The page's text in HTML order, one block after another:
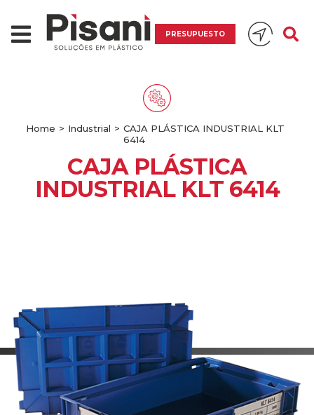
PRESUPUESTO
Home > Industrial > CAJA PLÁSTICA INDUSTRIAL KLT
6414
CAJA PLÁSTICA
INDUSTRIAL KLT 6414